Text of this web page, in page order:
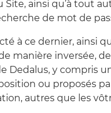
ainsi qu’à tout
de mot de
à ce dernier, ainsi
manière inversée,
y compris
ou proposés
autres que les